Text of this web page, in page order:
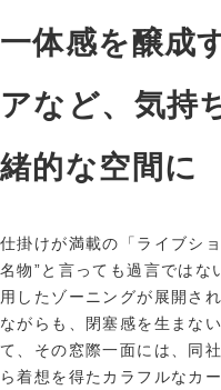
一体感を醸成
アなど、気持
緒的な空間に
仕掛けが満載の「ライブシ
名物”と言っても過言ではな
用したゾーニングが展開さ
ながらも、閉塞感を生まな
て、その窓際一面には、同
ら着想を得たカラフルなカ